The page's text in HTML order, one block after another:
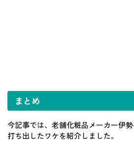
まとめ
今記事では、老舗化粧品メーカー伊
打ち出したワケを紹介しました。